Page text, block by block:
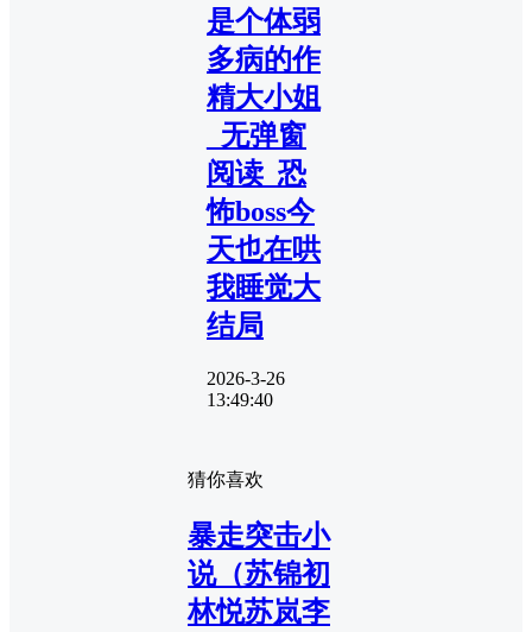
是个体弱
多病的作
精大小姐
_无弹窗
阅读_恐
怖boss今
天也在哄
我睡觉大
结局
2026-3-26
13:49:40
猜你喜欢
暴走突击小
说（苏锦初
林悦苏岚李